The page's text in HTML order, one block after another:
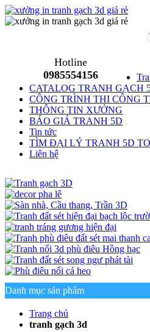
Hotline
0985554156
CATALOG TRANH GẠCH
CÔNG TRÌNH THI CÔNG
THÔNG TIN XƯỞNG
BÁO GIÁ TRANH 5D
Tin tức
TÌM ĐẠI LÝ TRANH 5D
Liên hệ
Danh mục sản phẩm
Trang chủ
tranh gạch 3d